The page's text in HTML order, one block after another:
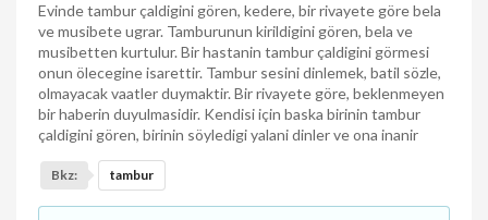
Evinde tambur çaldigini gören, kedere, bir rivayete göre bela
ve musibete ugrar. Tamburunun kirildigini gören, bela ve
musibetten kurtulur. Bir hastanin tambur çaldigini görmesi
onun ölecegine isarettir. Tambur sesini dinlemek, batil sözle,
olmayacak vaatler duymaktir. Bir rivayete göre, beklenmeyen
bir haberin duyulmasidir. Kendisi için baska birinin tambur
çaldigini gören, birinin söyledigi yalani dinler ve ona inanir
Bkz: tambur